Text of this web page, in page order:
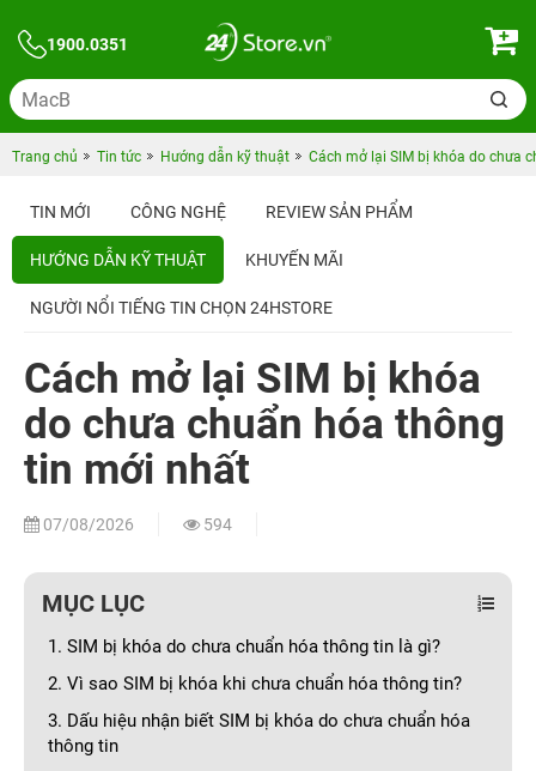
1900.0351
Trang chủ Tin tức Hướng dẫn kỹ thuật Cách mở lại SIM bị khóa do chưa
TIN MỚI CÔNG NGHỆ REVIEW SẢN PHẨM
HƯỚNG DẪN KỸ THUẬT KHUYẾN MÃI
NGƯỜI NỔI TIẾNG TIN CHỌN 24HSTORE
Cách mở lại SIM bị khóa
do chưa chuẩn hóa thông
tin mới nhất
07/08/2026 594
MỤC LỤC
1. SIM bị khóa do chưa chuẩn hóa thông tin là gì?
2. Vì sao SIM bị khóa khi chưa chuẩn hóa thông tin?
3. Dấu hiệu nhận biết SIM bị khóa do chưa chuẩn hóa
thông tin